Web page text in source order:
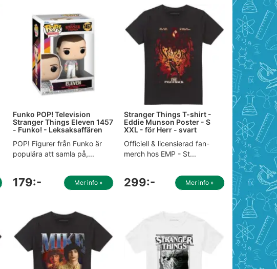
Funko POP! Television
Stranger Things Eleven 1457
- Funko! - Leksaksaffären
POP! Figurer från Funko är
populära att samla på,...
179:- Mer info »
Stranger Things T-shirt -
Eddie Munson Poster - S
XXL - för Herr - svart
Officiell & licensierad fan-
merch hos EMP - St...
299:- Mer info »